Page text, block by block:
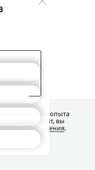
наилучшего опыта
сайт, вы
соглашения.